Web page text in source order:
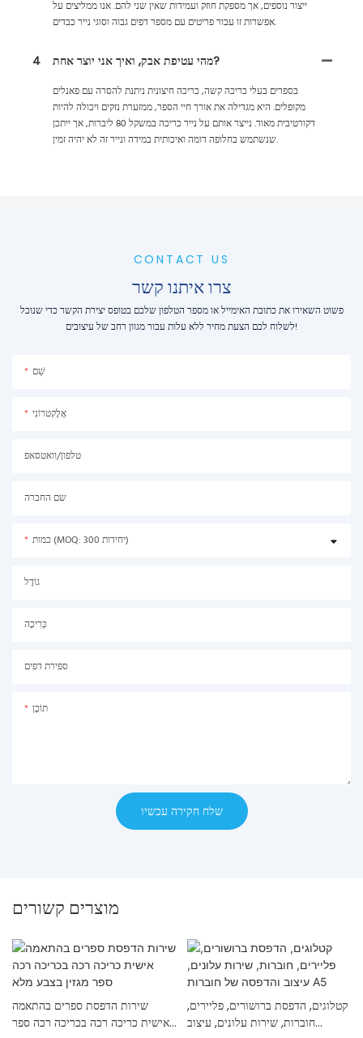
ייצור נוספים, אך מספקת חוזק ועמידות שאין שני להם. אנו ממליצים על
אפשרות זו עבור פריטים עם מספר דפים גבוה וסוגי נייר כבדים.
4
מהי עטיפת אבק, ואיך אני יוצר אחת?
בספרים בעלי כריכה קשה, כריכה חיצונית ניתנת להסרה עם פאנלים
מקופלים. היא מגדילה את אורך חיי הספר, ממזערת נזקים ויכולה להיות
דקורטיבית מאוד. נייצר אותם על נייר כריכה במשקל 80 ליברות, אך ייתכן
שנשתמש בחלופה דומה ואיכותית במידה ונייר זה לא יהיה זמין.
CONTACT US
צרו איתנו קשר
פשוט השאירו את כתובת האימייל או מספר הטלפון שלכם בטופס יצירת הקשר כדי שנוכל
לשלוח לכם הצעת מחיר ללא עלות עבור מגוון רחב של עיצובים!
שֵׁם
אֶלֶקטרוֹנִי
טלפון/וואטסאפ
שם החברה
כמות (MOQ: 300 יחידות)
גוֹדֶל
כְּרִיכָה
ספירת דפים
תוֹכֶן
שלח חקירה עכשיו
מוצרים קשורים
שירות הדפסת ספרים בהתאמה
אישית כריכה רכה בכריכה רכה ספר
קטלוגים, הדפסת ברושורים, פליירים,
חוברות, שירות עלונים, עיצוב